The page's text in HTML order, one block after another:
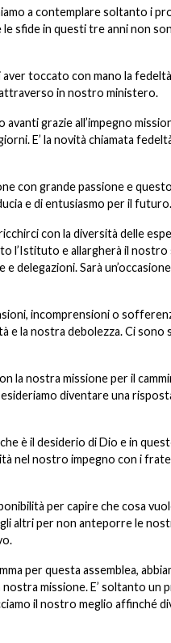
a contemplare soltanto i
sfide in questi tre anni non
aver toccato con mano la
in nostro ministero.
grazie all’impegno
E’ la novità chiamata
con grande passione e
e di entusiasmo per il futuro.
con la diversità delle
l’Istituto e allargherà il
delegazioni. Sarà
incomprensioni o
e la nostra debolezza. Ci sono
la nostra missione per il
diventare una
è il desiderio di Dio e in
nel nostro impegno con i
per capire che cosa
altri per non anteporre le
per questa assemblea,
missione. E’ soltanto un
il nostro meglio affinché